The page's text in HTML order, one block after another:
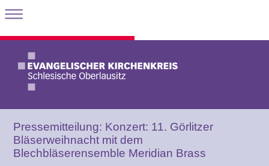
Pressemitteilung: Konzert: 11. Görlitzer
Bläserweihnacht mit dem
Blechbläserensemble Meridian Brass